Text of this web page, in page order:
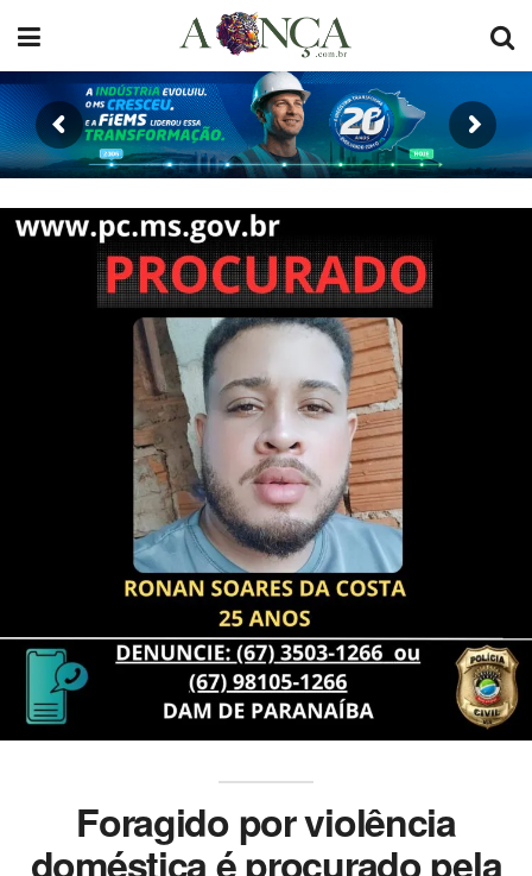
Foragido por violência
doméstica é procurado pela